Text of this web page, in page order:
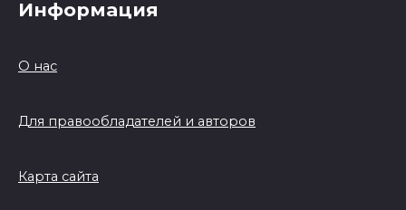
Информация
О нас
Для правообладателей и авторов
Карта сайта